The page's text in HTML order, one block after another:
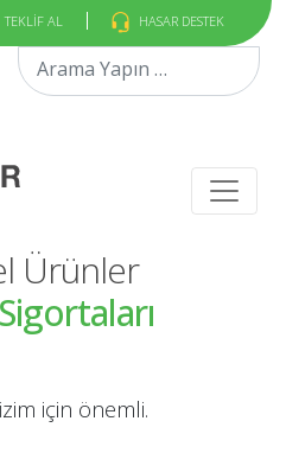
TEKLİF AL HASAR DESTEK
Arama:
Ürünler
için önemli.